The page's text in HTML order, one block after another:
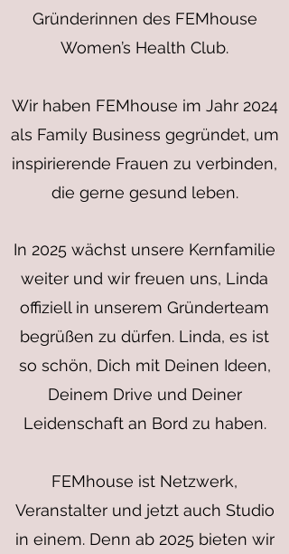
Gründerinnen des FEMhouse
Women’s Health Club.
Wir haben FEMhouse im Jahr 2024
als Family Business gegründet, um
inspirierende Frauen zu verbinden,
die gerne gesund leben.
In 2025 wächst unsere Kernfamilie
weiter und wir freuen uns, Linda
offiziell in unserem Gründerteam
begrüßen zu dürfen. Linda, es ist
so schön, Dich mit Deinen Ideen,
Deinem Drive und Deiner
Leidenschaft an Bord zu haben.
FEMhouse ist Netzwerk,
Veranstalter und jetzt auch Studio
in einem. Denn ab 2025 bieten wir